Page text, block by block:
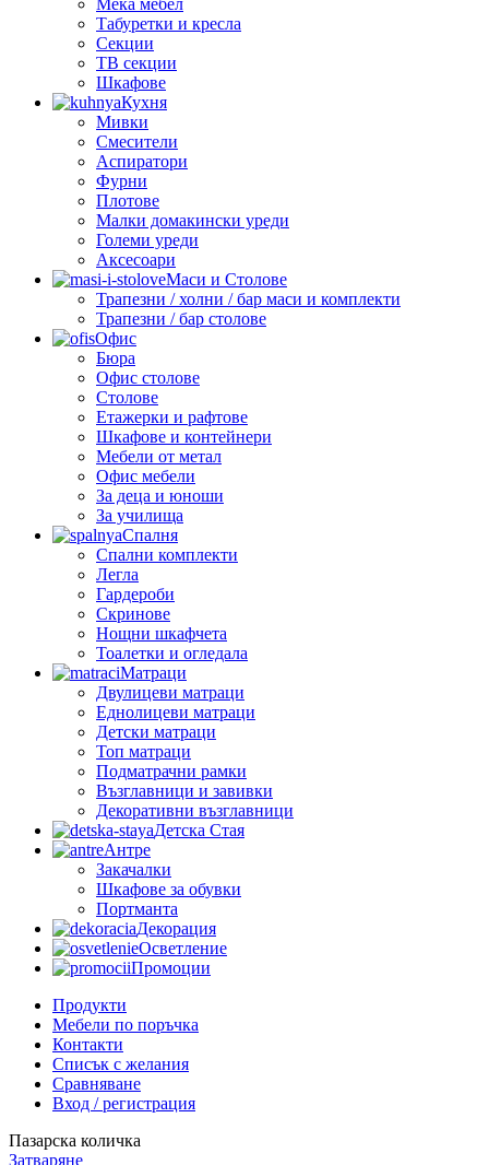
Табуретки и кресла
Секции
ТВ секции
Шкафове
Кухня
Мивки
Смесители
Аспиратори
Фурни
Плотове
Малки домакински уреди
Големи уреди
Аксесоари
Маси и Столове
Трапезни / холни / бар маси и комплекти
Трапезни / бар столове
Офис
Бюра
Офис столове
Столове
Етажерки и рафтове
Шкафове и контейнери
Мебели от метал
Офис мебели
За деца и юноши
За училища
Спалня
Спални комплекти
Легла
Гардероби
Скринове
Нощни шкафчета
Тоалетки и огледала
Матраци
Двулицеви матраци
Еднолицеви матраци
Детски матраци
Топ матраци
Подматрачни рамки
Възглавници и завивки
Декоративни възглавници
Детска Стая
Антре
Закачалки
Шкафове за обувки
Портманта
Декорация
Осветление
Промоции
Продукти
Мебели по поръчка
Контакти
Списък с желания
Сравняване
Вход / регистрация
Пазарска количка
Затваряне